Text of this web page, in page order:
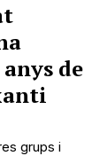
de
grups i